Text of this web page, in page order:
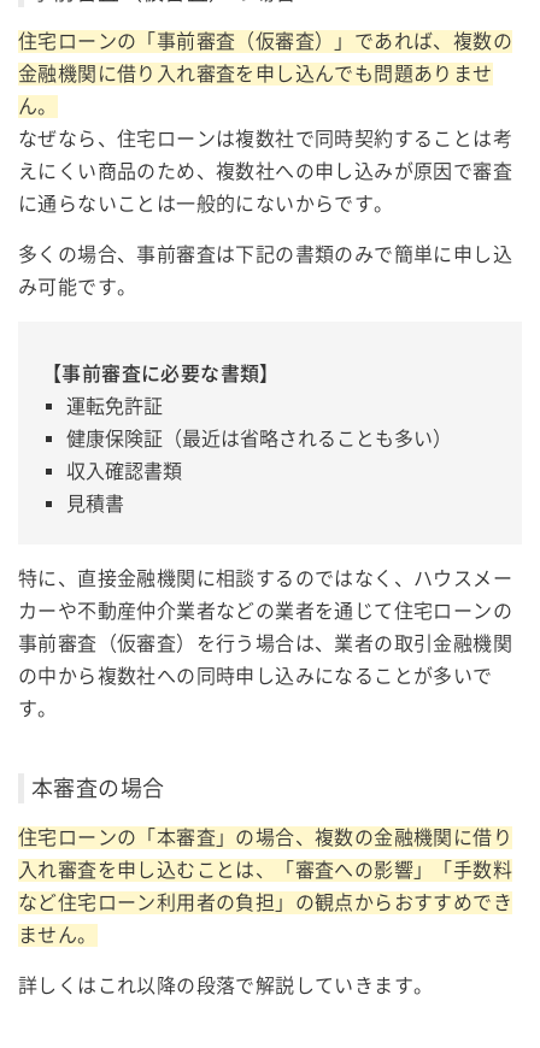
住宅ローンの「事前審査（仮審査）」であれば、複数の
金融機関に借り入れ審査を申し込んでも問題ありませ
ん。
なぜなら、住宅ローンは複数社で同時契約することは考
えにくい商品のため、複数社への申し込みが原因で審査
に通らないことは一般的にないからです。
多くの場合、事前審査は下記の書類のみで簡単に申し込
み可能です。
【事前審査に必要な書類】
運転免許証
健康保険証（最近は省略されることも多い）
収入確認書類
見積書
特に、直接金融機関に相談するのではなく、ハウスメー
カーや不動産仲介業者などの業者を通じて住宅ローンの
事前審査（仮審査）を行う場合は、業者の取引金融機関
の中から複数社への同時申し込みになることが多いで
す。
本審査の場合
住宅ローンの「本審査」の場合、複数の金融機関に借り
入れ審査を申し込むことは、「審査への影響」「手数料
など住宅ローン利用者の負担」の観点からおすすめでき
ません。
詳しくはこれ以降の段落で解説していきます。